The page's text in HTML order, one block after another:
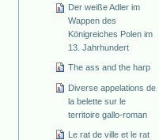
Der weiße Adler im
Wappen des
Königreiches Polen im
13. Jahrhundert
The ass and the harp
Diverse appelations de
la belette sur le
territoire gallo-roman
Le rat de ville et le rat